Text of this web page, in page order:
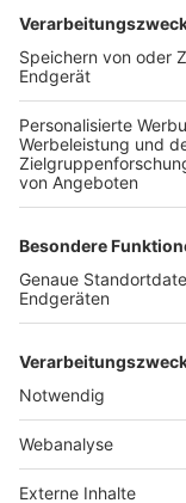
TOP-VEREINE
TOP-PARTNER